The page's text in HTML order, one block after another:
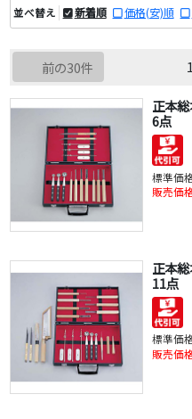
並べ替え 新着順 価格(安)順
前の30件
正本
6点
標準価
販売価
正本
11点
標準価
販売価